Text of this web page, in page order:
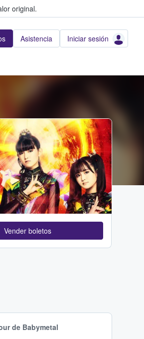
original.
Asistencia Iniciar sesión
Vender boletos
de Babymetal